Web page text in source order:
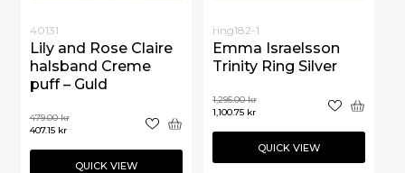
40131
Lily and Rose Claire
halsband Creme
puff – Guld
479.00kr
407.15 kr
QUICK VIEW
ring182-1
Emma Israelsson
Trinity Ring Silver
1,295.00kr
1,100.75 kr
QUICK VIEW